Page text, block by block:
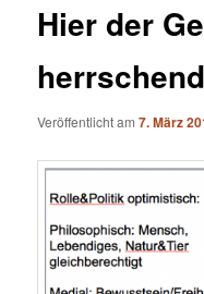
Hier der
Veröffentlicht am7. März